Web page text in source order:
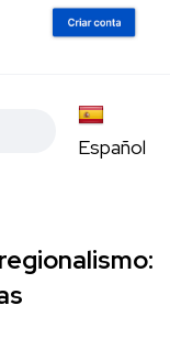
Español